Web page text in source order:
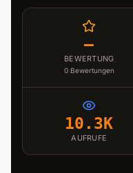
–
BEWERTUNG
0 Bewertungen
10.3K
AUFRUFE